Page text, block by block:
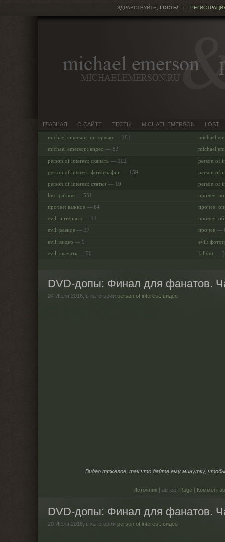
ЗДРАВСТВУЙТЕ,ГОСТЬ! ::
ГЛАВНАЯ О САЙТЕ ТЕСТЫ MICHAEL EMERSON LOST
michael emerson: интервью — 161 michael
michael emerson: видео — 53 michael
person of interest: скачать — 102 person of
person of interest: фотографии — 159 person of
person of interest: статьи — 10 person of
lost: разное — 551 прочее:
прочее: важное — 64 прочее:
evil: интервью — 11 прочее:
evil: разное — 37 прочее —
evil: видео — 9 evil:
evil: скачать — 50 fallout — 3
DVD-допы: Финал для фанатов.
24 Июля 2016, в категории person of interest: видео
Видео тяжелое, так что дайте ему минутку, чтобы
Источник | автор: Rage |
DVD-допы: Финал для фанатов.
20 Июля 2016, в категории person of interest: видео